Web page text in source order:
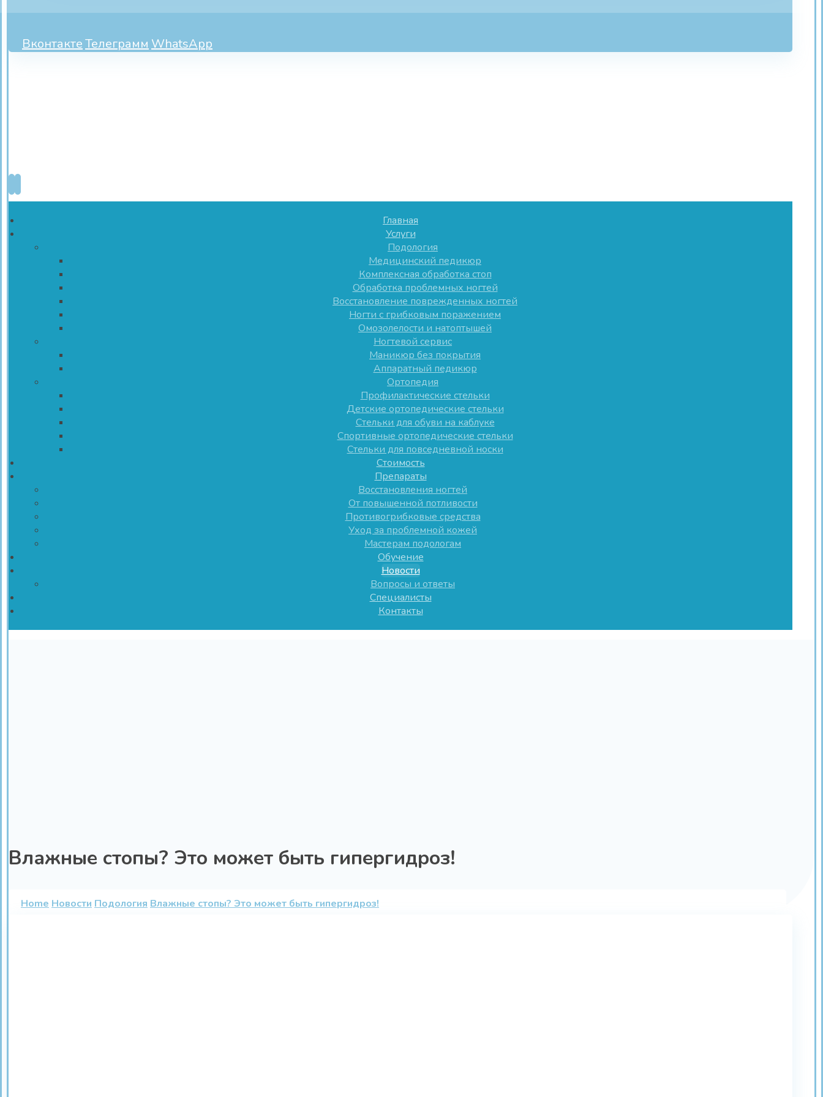
ВконтактеТелеграмм WhatsApp
Главная
Услуги
Подология
Медицинский педикюр
Комплексная обработка стоп
Обработка проблемных ногтей
Восстановление поврежденных ногтей
Ногти с грибковым поражением
Омозолелости и натоптышей
Ногтевой сервис
Маникюр без покрытия
Аппаратный педикюр
Ортопедия
Профилактические стельки
Детские ортопедические стельки
Стельки для обуви на каблуке
Спортивные ортопедические стельки
Стельки для повседневной носки
Стоимость
Препараты
Восстановления ногтей
От повышенной потливости
Противогрибковые средства
Уход за проблемной кожей
Мастерам подологам
Обучение
Новости
Вопросы и ответы
Специалисты
Контакты
Влажные стопы? Это может быть гипергидроз!
Home Новости Подология Влажные стопы? Это может быть гипергидроз!